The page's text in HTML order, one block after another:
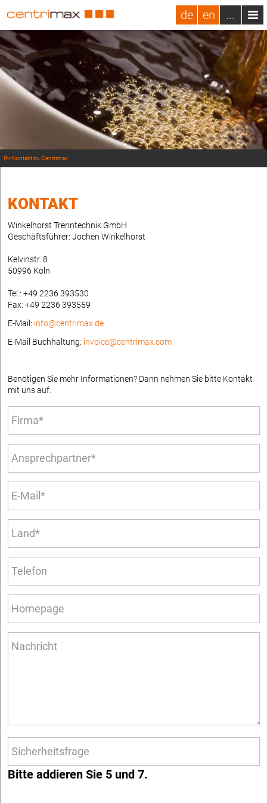
de en ...
Ihr Kontakt zu Centrimax
KONTAKT
Winkelhorst Trenntechnik GmbH
Geschäftsführer: Jochen Winkelhorst
Kelvinstr. 8
50996 Köln
Tel.: +49 2236 393530
Fax: +49 2236 393559
E-Mail: info@centrimax.de
E-Mail Buchhaltung: invoice@centrimax.com
Benötigen Sie mehr Informationen? Dann nehmen Sie bitte Kontakt
mit uns auf.
Bitte addieren Sie 5 und 7.